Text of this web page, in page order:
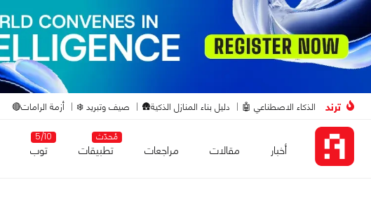
ترند الذكاء الاصطناعي 🤖 دليل بناء المنازل الذكية🛖 صيف وتبريد ❄️ أزمة الرامات🔴
أخبار مقالات مراجعات
مُحدّث
تطبيقات
5/10
توب